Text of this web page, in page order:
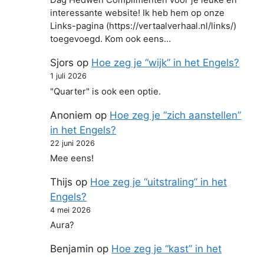
interessante website! Ik heb hem op onze
Links-pagina (https://vertaalverhaal.nl/links/)
toegevoegd. Kom ook eens…
Sjors op Hoe zeg je “wijk” in het Engels?
1 juli 2026
"Quarter" is ook een optie.
Anoniem op Hoe zeg je “zich aanstellen”
in het Engels?
22 juni 2026
Mee eens!
Thijs op Hoe zeg je “uitstraling” in het
Engels?
4 mei 2026
Aura?
Benjamin op Hoe zeg je “kast” in het